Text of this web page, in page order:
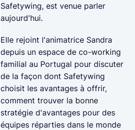
Safetywing, est venue parler
aujourd'hui.
Elle rejoint l'animatrice Sandra
depuis un espace de co-working
familial au Portugal pour discuter
de la façon dont Safetywing
choisit les avantages à offrir,
comment trouver la bonne
stratégie d'avantages pour des
équipes réparties dans le monde